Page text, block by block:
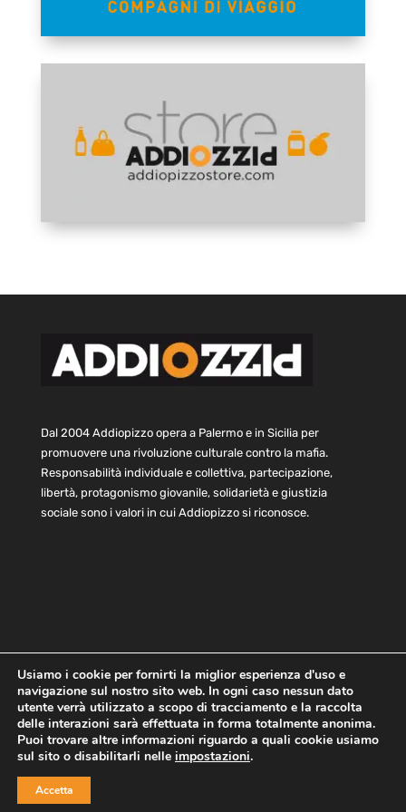
Dal 2004 Addiopizzo opera a Palermo e in Sicilia per
promuovere una rivoluzione culturale contro la mafia.
Responsabilità individuale e collettiva, partecipazione,
libertà, protagonismo giovanile, solidarietà e giustizia
sociale sono i valori in cui Addiopizzo si riconosce.
Home Statuto e bilancio
Contatti
Privacy
Cookie Child Protection Policy
Copyright © 2021 AddioPizzo | Tutti i diritti riservati | Sede
Usiamo i cookie per fornirti la miglior esperienza d'uso e
navigazione sul nostro sito web. In ogni caso nessun dato
utente verrà utilizzato a scopo di tracciamento e la raccolta
delle interazioni sarà effettuata in forma totalmente anonima.
Puoi trovare altre informazioni riguardo a quali cookie usiamo
sul sito o disabilitarli nelle impostazioni.
Accetta